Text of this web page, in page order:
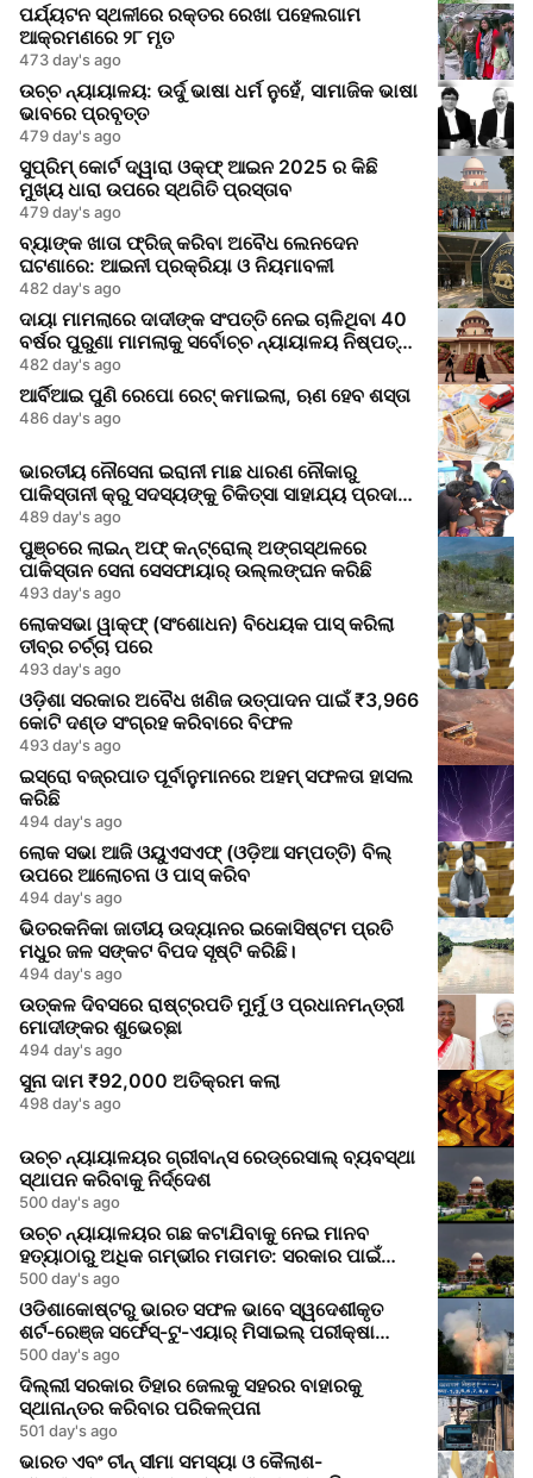
ପର୍ଯ୍ୟଟନ ସ୍ଥଳୀରେ ରକ୍ତର ରେଖା ପହେଲଗାମ
ଆକ୍ରମଣରେ ୨୮ ମୃତ
473 day's ago
ଉଚ୍ଚ ନ୍ୟାୟାଳୟ: ଉର୍ଦୁ ଭାଷା ଧର୍ମ ନୁହେଁ, ସାମାଜିକ ଭାଷା
ଭାବରେ ପ୍ରବୃତ୍ତ
479 day's ago
ସୁପ୍ରିମ୍ କୋର୍ଟ ଦ୍ୱାରା ଓକ୍‌ଫ୍ ଆଇନ 2025 ର କିଛି
ମୁଖ୍ୟ ଧାରା ଉପରେ ସ୍ଥଗିତି ପ୍ରସ୍ତାବ
479 day's ago
ବ୍ୟାଙ୍କ ଖାତା ଫ୍ରିଜ୍ କରିବା ଅବୈଧ ଲେନଦେନ
ଘଟଣାରେ: ଆଇନୀ ପ୍ରକ୍ରିୟା ଓ ନିୟମାବଳୀ
482 day's ago
ଦାୟା ମାମଲାରେ ଦାଦୀଙ୍କ ସଂପତ୍ତି ନେଇ ଚାଳିଥିବା 40
ବର୍ଷର ପୁରୁଣା ମାମଲାକୁ ସର୍ବୋଚ୍ଚ ନ୍ୟାୟାଳୟ ନିଷ୍ପତ୍ତି
କଲା
482 day's ago
ଆର୍ବିଆଇ ପୁଣି ରେପୋ ରେଟ୍ କମାଇଲା, ଋଣ ହେବ ଶସ୍ତା
486 day's ago
ଭାରତୀୟ ନୌସେନା ଇରାନୀ ମାଛ ଧାରଣ ନୌକାରୁ
ପାକିସ୍ତାନୀ କ୍ରୁ ସଦସ୍ୟଙ୍କୁ ଚିକିତ୍ସା ସାହାଯ୍ୟ ପ୍ରଦାନ
କଲେ
489 day's ago
ପୁଞ୍ଚରେ ଲାଇନ୍ ଅଫ୍ କନ୍ଟ୍ରୋଲ୍ ଅଙ୍ଗସ୍ଥଳରେ
ପାକିସ୍ତାନ ସେନା ସେସଫାୟାର୍ ଉଲ୍ଲଙ୍ଘନ କରିଛି
493 day's ago
ଲୋକସଭା ୱାକ୍ଫ୍ (ସଂଶୋଧନ) ବିଧେୟକ ପାସ୍ କରିଲା
ତୀବ୍ର ଚର୍ଚ୍ଚା ପରେ
493 day's ago
ଓଡ଼ିଶା ସରକାର ଅବୈଧ ଖଣିଜ ଉତ୍ପାଦନ ପାଇଁ ₹3,966
କୋଟି ଦଣ୍ଡ ସଂଗ୍ରହ କରିବାରେ ବିଫଳ
493 day's ago
ଇସ୍ରୋ ବଜ୍ରପାତ ପୂର୍ବାନୁମାନରେ ଅହମ୍ ସଫଳତା ହାସଲ
କରିଛି
494 day's ago
ଲୋକ ସଭା ଆଜି ଓୟୁଏସଏଫ୍ (ଓଡ଼ିଆ ସମ୍ପତ୍ତି) ବିଲ୍
ଉପରେ ଆଲୋଚନା ଓ ପାସ୍ କରିବ
494 day's ago
ଭିତରକନିକା ଜାତୀୟ ଉଦ୍ୟାନର ଇକୋସିଷ୍ଟମ ପ୍ରତି
ମଧୁର ଜଳ ସଙ୍କଟ ବିପଦ ସୃଷ୍ଟି କରିଛି।
494 day's ago
ଉତ୍କଳ ଦିବସରେ ରାଷ୍ଟ୍ରପତି ମୁର୍ମୁ ଓ ପ୍ରଧାନମନ୍ତ୍ରୀ
ମୋଦୀଙ୍କର ଶୁଭେଚ୍ଛା
494 day's ago
ସୁନା ଦାମ ₹92,000 ଅତିକ୍ରମ କଲା
498 day's ago
ଉଚ୍ଚ ନ୍ୟାୟାଳୟର ଗ୍ରୀବାନ୍ସ ରେଡ୍ରେସାଲ୍ ବ୍ୟବସ୍ଥା
ସ୍ଥାପନ କରିବାକୁ ନିର୍ଦ୍ଦେଶ
500 day's ago
ଉଚ୍ଚ ନ୍ୟାୟାଳୟର ଗଛ କଟାଯିବାକୁ ନେଇ ମାନବ
ହତ୍ୟାଠାରୁ ଅଧିକ ଗମ୍ଭୀର ମତାମତ: ସରକାର ପାଇଁ
ଜାଗୃକତା ସଙ୍କେତ
500 day's ago
ଓଡିଶାକୋଷ୍ଟରୁ ଭାରତ ସଫଳ ଭାବେ ସ୍ୱଦେଶୀକୃତ
ଶର୍ଟ-ରେଞ୍ଜ ସର୍ଫେସ୍-ଟୁ-ଏୟାର୍ ମିସାଇଲ୍ ପରୀକ୍ଷା
କରିଲା
500 day's ago
ଦିଲ୍ଲୀ ସରକାର ତିହାର ଜେଲକୁ ସହରର ବାହାରକୁ
ସ୍ଥାନାନ୍ତର କରିବାର ପରିକଳ୍ପନା
501 day's ago
ଭାରତ ଏବଂ ଚୀନ୍ ସୀମା ସମସ୍ୟା ଓ କୈଲାଶ-